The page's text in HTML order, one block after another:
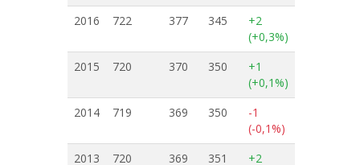
2016
722 377 345
+2
(+0,3%)
2015
720 370 350
+1
(+0,1%)
2014
719 369 350
-1
(-0,1%)
2013
720 369 351 +2